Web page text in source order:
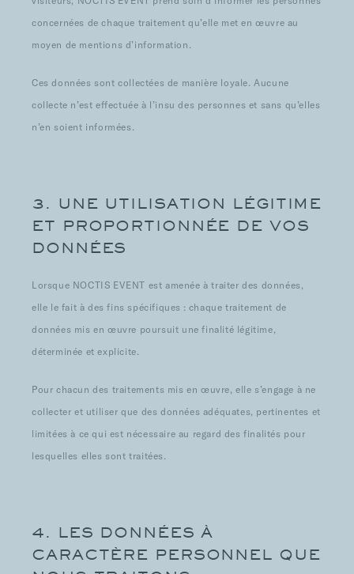
concernées de chaque traitement qu’elle met en œuvre au
moyen de mentions d’information.
Ces données sont collectées de manière loyale. Aucune
collecte n’est effectuée à l’insu des personnes et sans qu’elles
n’en soient informées.
3. UNE UTILISATION LÉGITIME
ET PROPORTIONNÉE DE VOS
DONNÉES
Lorsque NOCTIS EVENT est amenée à traiter des données,
elle le fait à des fins spécifiques : chaque traitement de
données mis en œuvre poursuit une finalité légitime,
déterminée et explicite.
Pour chacun des traitements mis en œuvre, elle s’engage à ne
collecter et utiliser que des données adéquates, pertinentes et
limitées à ce qui est nécessaire au regard des finalités pour
lesquelles elles sont traitées.
4. LES DONNÉES À
CARACTÈRE PERSONNEL QUE